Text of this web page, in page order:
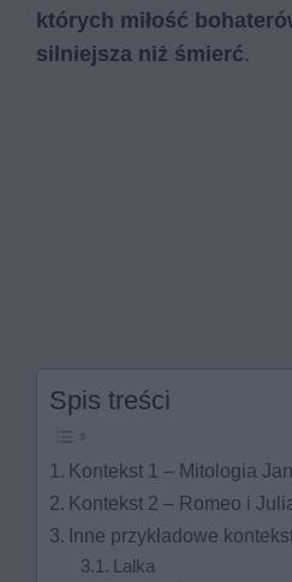
których miłość
silniejsza niż śmierć.
Spis treści
Kontekst 1 – Mitologia
Kontekst 2 – Romeo i
Inne przykładowe
Lalka